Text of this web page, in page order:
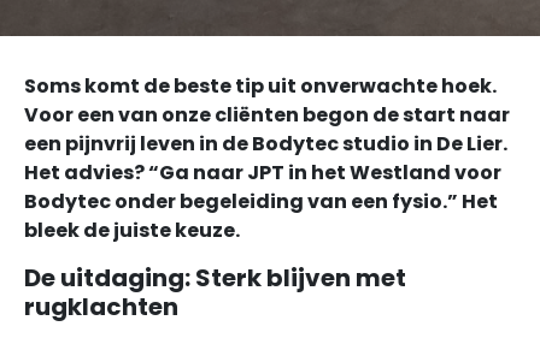
Soms komt de beste tip uit onverwachte hoek.
Voor een van onze cliënten begon de start naar
een pijnvrij leven in de Bodytec studio in De Lier.
Het advies? “Ga naar JPT in het Westland voor
Bodytec onder begeleiding van een fysio.” Het
bleek de juiste keuze.
De uitdaging: Sterk blijven met
rugklachten